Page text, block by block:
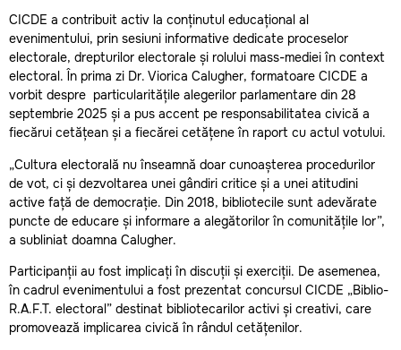
CICDE a contribuit activ la conținutul educațional al
evenimentului, prin sesiuni informative dedicate proceselor
electorale, drepturilor electorale și rolului mass-mediei în context
electoral. În prima zi Dr. Viorica Calugher, formatoare CICDE a
vorbit despre particularitățile alegerilor parlamentare din 28
septembrie 2025 și a pus accent pe responsabilitatea civică a
fiecărui cetățean și a fiecărei cetățene în raport cu actul votului.
„Cultura electorală nu înseamnă doar cunoașterea procedurilor
de vot, ci și dezvoltarea unei gândiri critice și a unei atitudini
active față de democrație. Din 2018, bibliotecile sunt adevărate
puncte de educare și informare a alegătorilor în comunitățile lor”,
a subliniat doamna Calugher.
Participanții au fost implicați în discuții și exerciții. De asemenea,
în cadrul evenimentului a fost prezentat concursul CICDE „Biblio-
R.A.F.T. electoral” destinat bibliotecarilor activi și creativi, care
promovează implicarea civică în rândul cetățenilor.